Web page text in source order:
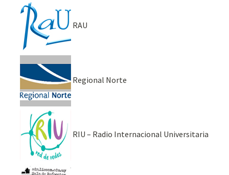
RAU
Regional Norte
RIU – Radio Internacional Universitaria